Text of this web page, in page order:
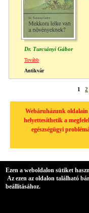
Dr. Turcsányi Gábor
Tovább
Antikvár
1 2
Webáruházunk
helyettesíthetik a
egészségügyi
Ezen a weboldalon sütiket
Az ezen az oldalon található
beállításához.